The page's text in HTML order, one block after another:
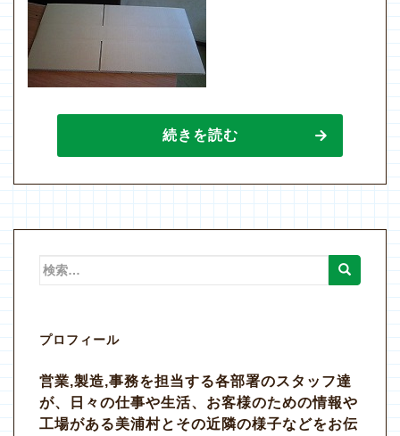
続きを読む
検
プロフィール
営業,製造,事務を担当する各部署のスタッフ達
が、日々の仕事や生活、お客様のための情報や
工場がある美浦村とその近隣の様子などをお伝